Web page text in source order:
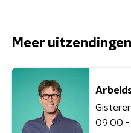
Meer uitzendingen
09:00 -